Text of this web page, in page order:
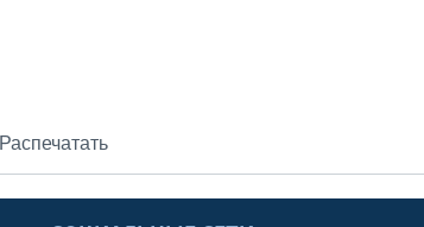
Распечатать